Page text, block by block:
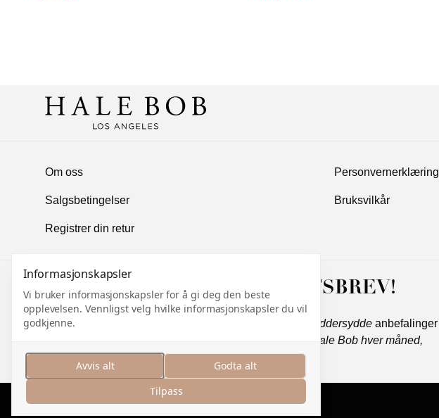
Om oss Personvernerklæring
Salgsbetingelser Bruksvilkår
Registrer din retur
MELD DEG PÅ VÅRT NYHETSBREV!
Meld deg på og motta nyhetsbrev med inspirasjon, skreddersydde anbefalinger
i nyheter. Med nye kolleksjoner fra Hale Bob hver måned,
holder vi deg alltid oppdatert på det siste.
Informasjonskapsler
Vi bruker informasjonskapsler for å gi deg den beste
opplevelsen. Vennligst velg hvilke informasjonskapsler du vil
godkjenne.
Avvis alt
Godta alt
Tilpass